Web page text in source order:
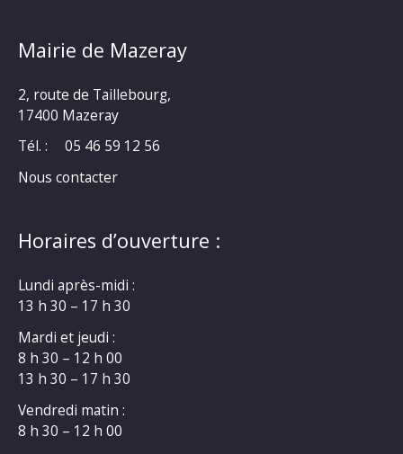
Mairie de Mazeray
2, route de Taillebourg,
17400 Mazeray
Tél. :
05 46 59 12 56
Nous contacter
Horaires d’ouverture :
Lundi après-midi :
13 h 30 – 17 h 30
Mardi et jeudi :
8 h 30 – 12 h 00
13 h 30 – 17 h 30
Vendredi matin :
8 h 30 – 12 h 00